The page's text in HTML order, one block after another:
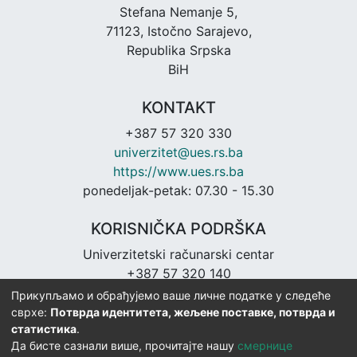
Stefana Nemanje 5,
71123, Istočno Sarajevo,
Republika Srpska
BiH
KONTAKT
+387 57 320 330
univerzitet@ues.rs.ba
https://www.ues.rs.ba
ponedeljak-petak: 07.30 - 15.30
KORISNIČKA PODRŠKA
Univerzitetski računarski centar
+387 57 320 140
urc@ues.rs.ba
https://urc.ues.rs.ba
Прикупљамо и обрађујемо ваше личне податке у следеће
сврхе: Потврда идентитета, жељене поставке, потврда и
статистика.
Да бисте сазнали више, прочитајте нашу смернице